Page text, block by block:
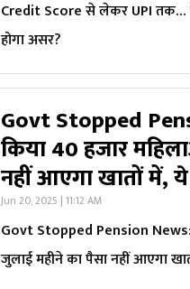
Credit Score से लेकर UPI तक…
होगा असर?
Govt Stopped
किया 40 हजार
नहीं आएगा खातों में,
Jun 20, 2025 | 11:12 AM
Govt Stopped Pension
जुलाई महीने का पैसा नहीं आएगा